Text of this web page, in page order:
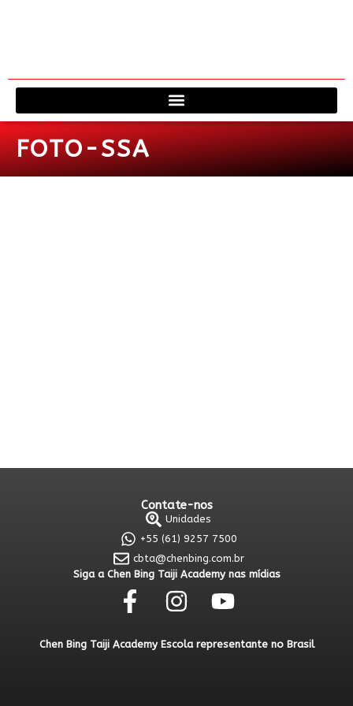
FOTO-SSA
Contate-nos
Unidades
+55 (61) 9257 7500
cbta@chenbing.com.br
Siga a Chen Bing Taiji Academy nas mídias
Chen Bing Taiji Academy Escola representante no Brasil